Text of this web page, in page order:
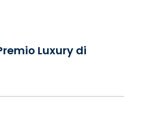
Luxury di